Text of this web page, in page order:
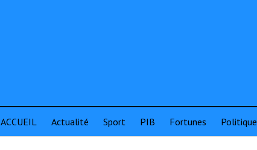
ACCUEIL Actualité Sport PIB Fortunes Politique